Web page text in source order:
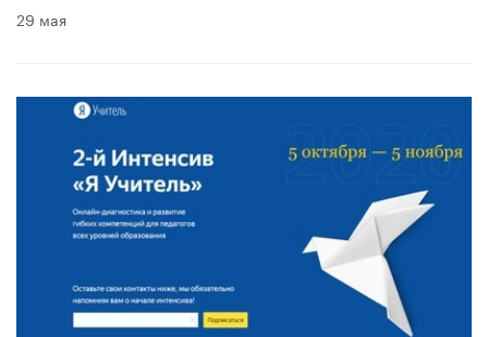
29 мая